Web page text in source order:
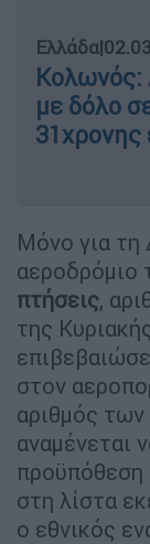
Ελλάδα|
Κολωνός:
με δόλο
31χρονης
Μόνο για τη
αεροδρόμιο
πτήσεις,
της
στον
αριθμός
αναμένεται
προϋπόθεση
στη λίστα
ο εθνικός